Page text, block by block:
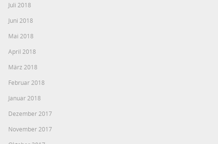
Juli 2018
Juni 2018
Mai 2018
April 2018
März 2018
Februar 2018
Januar 2018
Dezember 2017
November 2017